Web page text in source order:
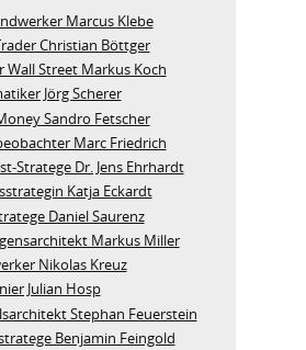
Marcus Klebe
Christian Böttger
Wall Street Markus Koch
Jörg Scherer
Sandro Fetscher
Marc Friedrich
Stratege Dr. Jens Ehrhardt
Katja Eckardt
Daniel Saurenz
Markus Miller
Nikolas Kreuz
Julian Hosp
Stephan Feuerstein
Benjamin Feingold